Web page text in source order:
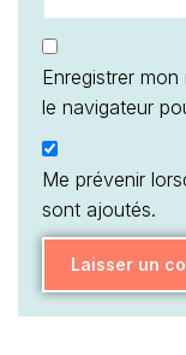
Enregistrer
le navigateur
Me prévenir
sont ajoutés.